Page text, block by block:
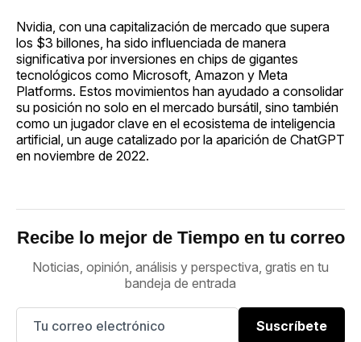
Nvidia, con una capitalización de mercado que supera
los $3 billones, ha sido influenciada de manera
significativa por inversiones en chips de gigantes
tecnológicos como Microsoft, Amazon y Meta
Platforms. Estos movimientos han ayudado a consolidar
su posición no solo en el mercado bursátil, sino también
como un jugador clave en el ecosistema de inteligencia
artificial, un auge catalizado por la aparición de ChatGPT
en noviembre de 2022.
Recibe lo mejor de Tiempo en tu correo
Noticias, opinión, análisis y perspectiva, gratis en tu
bandeja de entrada
Suscríbete